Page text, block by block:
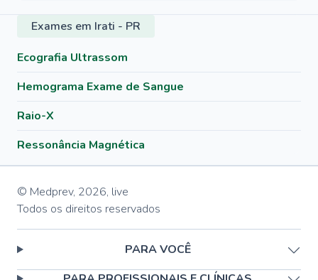
Exames em Irati - PR
Ecografia Ultrassom
Hemograma Exame de Sangue
Raio-X
Ressonância Magnética
© Medprev, 2026, live
Todos os direitos reservados
PARA VOCÊ